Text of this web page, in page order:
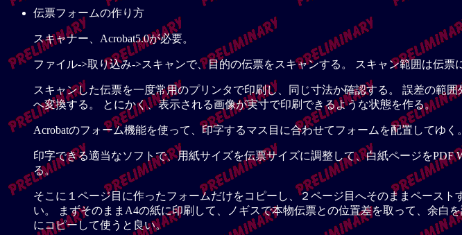
伝票フォームの作り方
スキャナー、Acrobat5.0が必要。
ファイル->取り込み->スキャンで、目的の伝票をスキャンする。 スキャン範囲は伝票
スキャンした伝票を一度常用のプリンタで印刷し、同じ寸法か確認する。 誤差の範
へ変換する。 とにかく、表示される画像が実寸で印刷できるような状態を作る。
Acrobatのフォーム機能を使って、印字するマス目に合わせてフォームを配置してゆく。
印字できる適当なソフトで、用紙サイズを伝票サイズに調整して、白紙ページを
る。
そこに１ページ目に作ったフォームだけをコピーし、２ページ目へそのままペース
い。 まずそのままA4の紙に印刷して、ノギスで本物伝票との位置差を取って、余白
にコピーして使うと良い。